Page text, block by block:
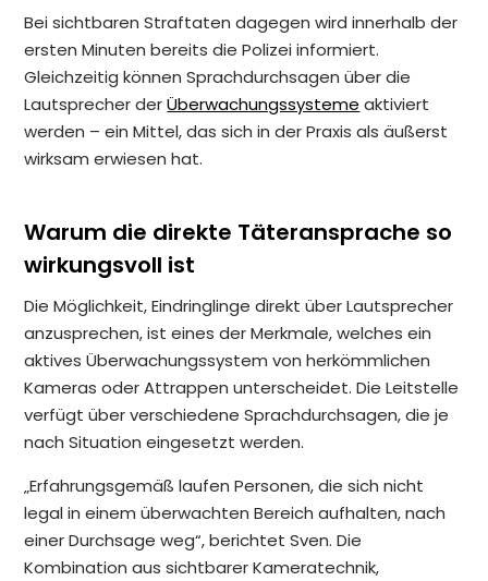
Bei sichtbaren Straftaten dagegen wird innerhalb der
ersten Minuten bereits die Polizei informiert.
Gleichzeitig können Sprachdurchsagen über die
Lautsprecher derÜberwachungssysteme aktiviert
werden – ein Mittel, das sich in der Praxis als äußerst
wirksam erwiesen hat.
Warum die direkte Täteransprache so
wirkungsvoll ist
Die Möglichkeit, Eindringlinge direkt über Lautsprecher
anzusprechen, ist eines der Merkmale, welches ein
aktives Überwachungssystem von herkömmlichen
Kameras oder Attrappen unterscheidet. Die Leitstelle
verfügt über verschiedene Sprachdurchsagen, die je
nach Situation eingesetzt werden.
„Erfahrungsgemäß laufen Personen, die sich nicht
legal in einem überwachten Bereich aufhalten, nach
einer Durchsage weg“, berichtet Sven. Die
Kombination aus sichtbarer Kameratechnik,